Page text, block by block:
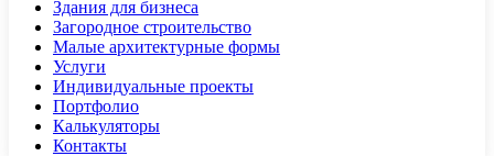
Здания для бизнеса
Загородное строительство
Малые архитектурные формы
Услуги
Индивидуальные проекты
Портфолио
Калькуляторы
Контакты